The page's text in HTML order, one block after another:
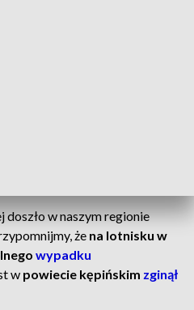
w naszym regionie
że na lotnisku w
wypadku
w powiecie kępińskim zginął